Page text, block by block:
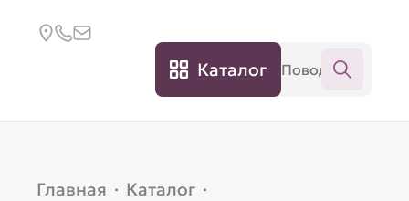
Каталог
Главная · Каталог ·